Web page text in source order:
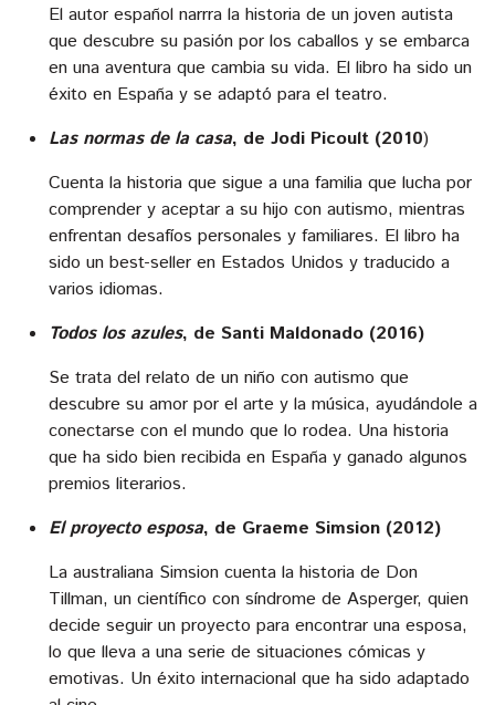
El autor español narrra la historia de un joven autista
que descubre su pasión por los caballos y se embarca
en una aventura que cambia su vida. El libro ha sido un
éxito en España y se adaptó para el teatro.
Las normas de la casa, de Jodi Picoult (2010)
Cuenta la historia que sigue a una familia que lucha por
comprender y aceptar a su hijo con autismo, mientras
enfrentan desafíos personales y familiares. El libro ha
sido un best-seller en Estados Unidos y traducido a
varios idiomas.
Todos los azules, de Santi Maldonado (2016)
Se trata del relato de un niño con autismo que
descubre su amor por el arte y la música, ayudándole a
conectarse con el mundo que lo rodea. Una historia
que ha sido bien recibida en España y ganado algunos
premios literarios.
El proyecto esposa, de Graeme Simsion (2012)
La australiana Simsion cuenta la historia de Don
Tillman, un científico con síndrome de Asperger, quien
decide seguir un proyecto para encontrar una esposa,
lo que lleva a una serie de situaciones cómicas y
emotivas. Un éxito internacional que ha sido adaptado